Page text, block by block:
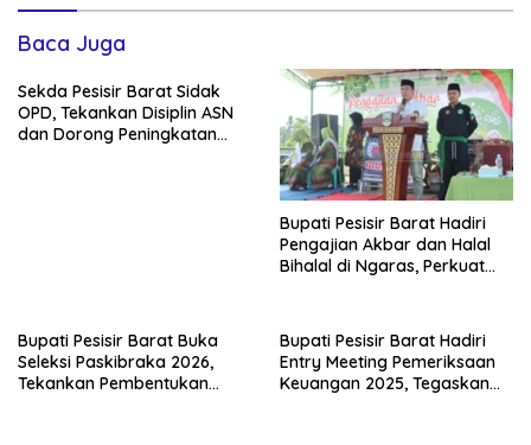
Baca Juga
Sekda Pesisir Barat Sidak
OPD, Tekankan Disiplin ASN
dan Dorong Peningkatan
Bupati Pesisir Barat Hadiri
Pengajian Akbar dan Halal
Bihalal di Ngaras, Perkuat
Bupati Pesisir Barat Buka
Seleksi Paskibraka 2026,
Tekankan Pembentukan
Bupati Pesisir Barat Hadiri
Entry Meeting Pemeriksaan
Keuangan 2025, Tegaskan